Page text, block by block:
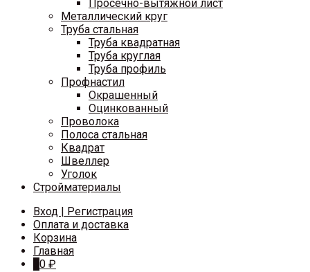
Просечно-вытяжной лист
Металлический круг
Труба стальная
Труба квадратная
Труба круглая
Труба профиль
Профнастил
Окрашенный
Оцинкованный
Проволока
Полоса стальная
Квадрат
Швеллер
Уголок
Стройматериалы
Вход | Регистрация
Оплата и доставка
Корзина
Главная
0 ₽